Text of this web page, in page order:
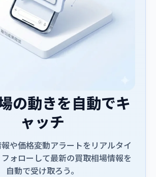
の動きを自動でキ
ャッチ
や価格変動アラートをリアルタイ
ォローして最新の買取相場情報を
自動で受け取ろう。